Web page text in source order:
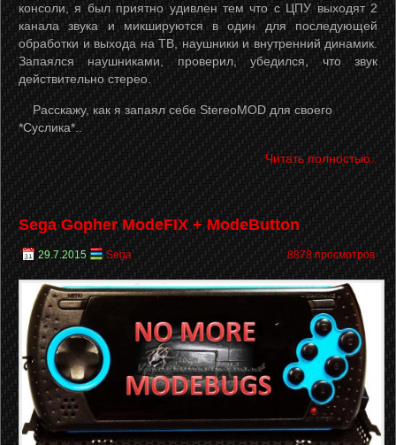
консоли, я был приятно удивлен тем что с ЦПУ выходят 2
канала звука и микшируются в один для последующей
обработки и выхода на ТВ, наушники и внутренний динамик.
Запаялся наушниками, проверил, убедился, что звук
действительно стерео.
Расскажу, как я запаял себе StereoMOD для своего
*Суслика*..
Читать полностью..
Sega Gopher ModeFIX + ModeButton
29.7.2015 Sega 8878 просмотров